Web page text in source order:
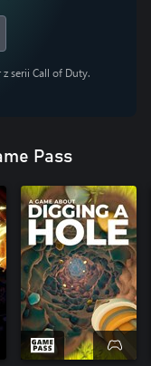
serii Call of Duty.
Pass